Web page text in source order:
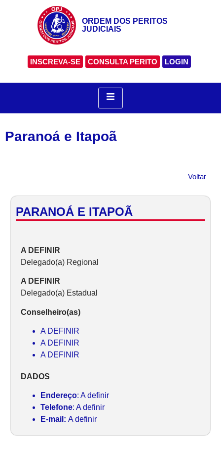
ORDEM DOS PERITOS
JUDICIAIS
INSCREVA-SE CONSULTA PERITO LOGIN
Paranoá e Itapoã
Voltar
PARANOÁ E ITAPOÃ
A DEFINIR
Delegado(a) Regional
A DEFINIR
Delegado(a) Estadual
Conselheiro(as)
A DEFINIR
A DEFINIR
A DEFINIR
DADOS
Endereço: A definir
Telefone: A definir
E-mail: A definir